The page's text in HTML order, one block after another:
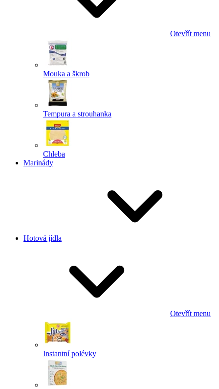
Otevřít menu
Mouka a škrob
Tempura a strouhanka
Chleba
Marinády
Hotová jídla
Otevřít menu
Instantní polévky
Powered by chaterimo